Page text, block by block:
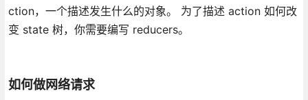
ction，一个描述发生什么的对象。 为了描述 action 如何改
变 state 树，你需要编写 reducers。
如何做网络请求